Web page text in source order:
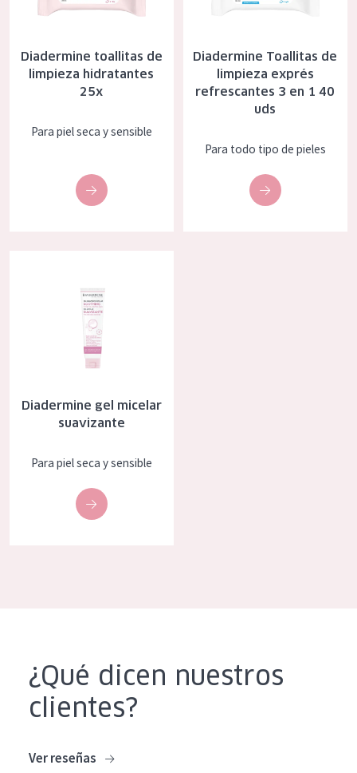
Diadermine toallitas de
limpieza hidratantes
25x
Para piel seca y sensible
Diadermine Toallitas de
limpieza exprés
refrescantes 3 en 1 40
uds
Para todo tipo de pieles
Diadermine gel micelar
suavizante
Para piel seca y sensible
¿Qué dicen nuestros
clientes?
Ver reseñas